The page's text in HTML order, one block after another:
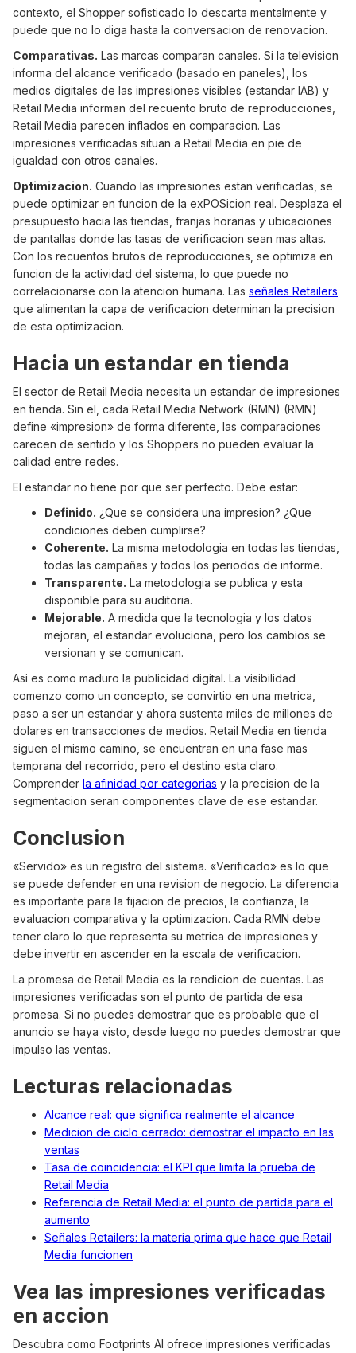
contexto, el Shopper sofisticado lo descarta mentalmente y
puede que no lo diga hasta la conversacion de renovacion.
Comparativas. Las marcas comparan canales. Si la television
informa del alcance verificado (basado en paneles), los
medios digitales de las impresiones visibles (estandar IAB) y
Retail Media informan del recuento bruto de reproducciones,
Retail Media parecen inflados en comparacion. Las
impresiones verificadas situan a Retail Media en pie de
igualdad con otros canales.
Optimizacion. Cuando las impresiones estan verificadas, se
puede optimizar en funcion de la exPOSicion real. Desplaza el
presupuesto hacia las tiendas, franjas horarias y ubicaciones
de pantallas donde las tasas de verificacion sean mas altas.
Con los recuentos brutos de reproducciones, se optimiza en
funcion de la actividad del sistema, lo que puede no
correlacionarse con la atencion humana. Las señales Retailers
que alimentan la capa de verificacion determinan la precision
de esta optimizacion.
Hacia un estandar en tienda
El sector de Retail Media necesita un estandar de impresiones
en tienda. Sin el, cada Retail Media Network (RMN) (RMN)
define «impresion» de forma diferente, las comparaciones
carecen de sentido y los Shoppers no pueden evaluar la
calidad entre redes.
El estandar no tiene por que ser perfecto. Debe estar:
Definido. ¿Que se considera una impresion? ¿Que
condiciones deben cumplirse?
Coherente. La misma metodologia en todas las tiendas,
todas las campañas y todos los periodos de informe.
Transparente. La metodologia se publica y esta
disponible para su auditoria.
Mejorable. A medida que la tecnologia y los datos
mejoran, el estandar evoluciona, pero los cambios se
versionan y se comunican.
Asi es como maduro la publicidad digital. La visibilidad
comenzo como un concepto, se convirtio en una metrica,
paso a ser un estandar y ahora sustenta miles de millones de
dolares en transacciones de medios. Retail Media en tienda
siguen el mismo camino, se encuentran en una fase mas
temprana del recorrido, pero el destino esta claro.
Comprender la afinidad por categorias y la precision de la
segmentacion seran componentes clave de ese estandar.
Conclusion
«Servido» es un registro del sistema. «Verificado» es lo que
se puede defender en una revision de negocio. La diferencia
es importante para la fijacion de precios, la confianza, la
evaluacion comparativa y la optimizacion. Cada RMN debe
tener claro lo que representa su metrica de impresiones y
debe invertir en ascender en la escala de verificacion.
La promesa de Retail Media es la rendicion de cuentas. Las
impresiones verificadas son el punto de partida de esa
promesa. Si no puedes demostrar que es probable que el
anuncio se haya visto, desde luego no puedes demostrar que
impulso las ventas.
Lecturas relacionadas
Alcance real: que significa realmente el alcance
Medicion de ciclo cerrado: demostrar el impacto en las
ventas
Tasa de coincidencia: el KPI que limita la prueba de
Retail Media
Referencia de Retail Media: el punto de partida para el
aumento
Señales Retailers: la materia prima que hace que Retail
Media funcionen
Vea las impresiones verificadas
en accion
Descubra como Footprints AI ofrece impresiones verificadas